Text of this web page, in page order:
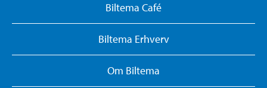
Biltema Café
Biltema Erhverv
Om Biltema